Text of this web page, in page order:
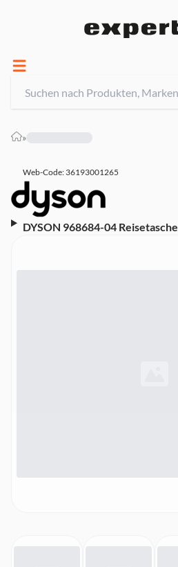
»
Web-Code: 36193001265
DYSON 968684-04 Reisetasche